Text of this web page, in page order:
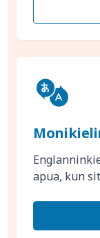
apua, kun